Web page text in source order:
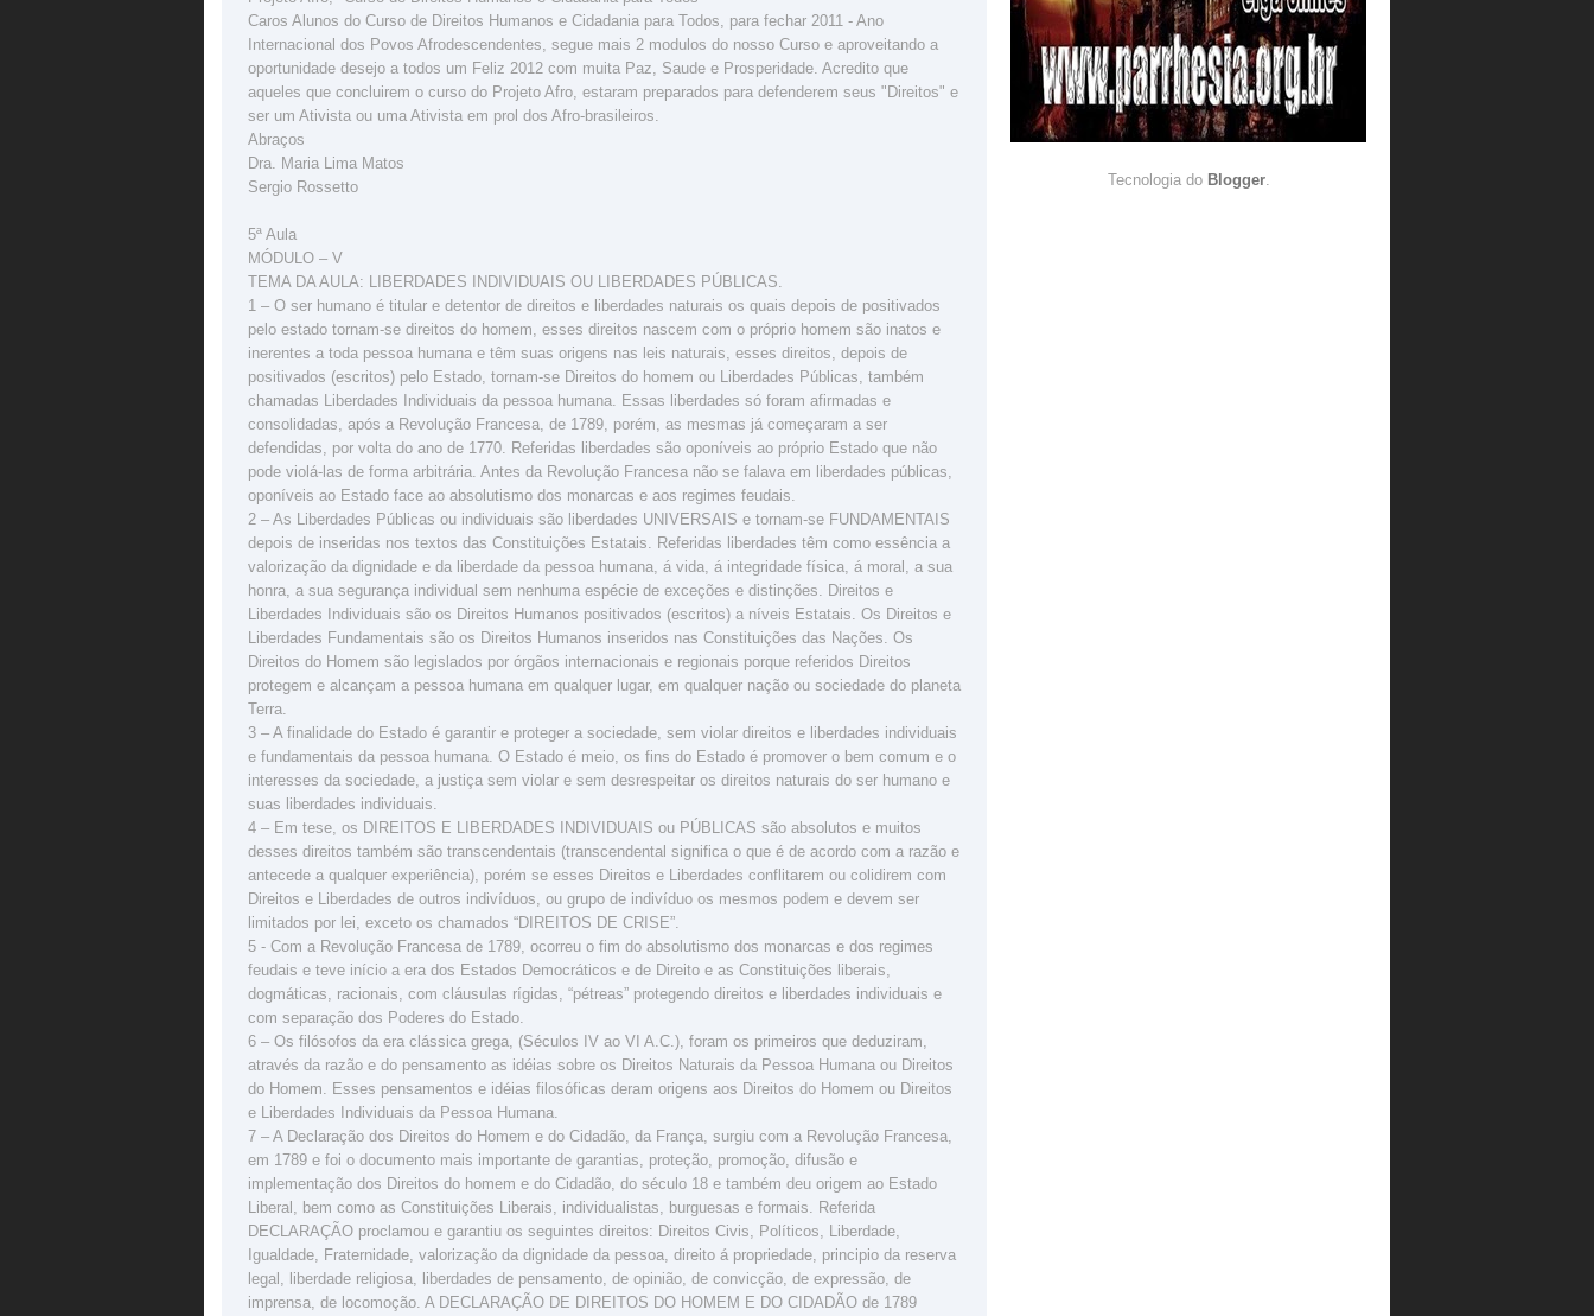
Caros Alunos do Curso de Direitos Humanos e Cidadania para Todos, para fechar 2011 - Ano
Internacional dos Povos Afrodescendentes, segue mais 2 modulos do nosso Curso e aproveitando a
oportunidade desejo a todos um Feliz 2012 com muita Paz, Saude e Prosperidade. Acredito que
aqueles que concluirem o curso do Projeto Afro, estaram preparados para defenderem seus "Direitos" e
ser um Ativista ou uma Ativista em prol dos Afro-brasileiros.
Abraços
Dra. Maria Lima Matos
Sergio Rossetto
5ª Aula
MÓDULO – V
TEMA DA AULA: LIBERDADES INDIVIDUAIS OU LIBERDADES PÚBLICAS.
1 – O ser humano é titular e detentor de direitos e liberdades naturais os quais depois de positivados
pelo estado tornam-se direitos do homem, esses direitos nascem com o próprio homem são inatos e
inerentes a toda pessoa humana e têm suas origens nas leis naturais, esses direitos, depois de
positivados (escritos) pelo Estado, tornam-se Direitos do homem ou Liberdades Públicas, também
chamadas Liberdades Individuais da pessoa humana. Essas liberdades só foram afirmadas e
consolidadas, após a Revolução Francesa, de 1789, porém, as mesmas já começaram a ser
defendidas, por volta do ano de 1770. Referidas liberdades são oponíveis ao próprio Estado que não
pode violá-las de forma arbitrária. Antes da Revolução Francesa não se falava em liberdades públicas,
oponíveis ao Estado face ao absolutismo dos monarcas e aos regimes feudais.
2 – As Liberdades Públicas ou individuais são liberdades UNIVERSAIS e tornam-se FUNDAMENTAIS
depois de inseridas nos textos das Constituições Estatais. Referidas liberdades têm como essência a
valorização da dignidade e da liberdade da pessoa humana, á vida, á integridade física, á moral, a sua
honra, a sua segurança individual sem nenhuma espécie de exceções e distinções. Direitos e
Liberdades Individuais são os Direitos Humanos positivados (escritos) a níveis Estatais. Os Direitos e
Liberdades Fundamentais são os Direitos Humanos inseridos nas Constituições das Nações. Os
Direitos do Homem são legislados por órgãos internacionais e regionais porque referidos Direitos
protegem e alcançam a pessoa humana em qualquer lugar, em qualquer nação ou sociedade do planeta
Terra.
3 – A finalidade do Estado é garantir e proteger a sociedade, sem violar direitos e liberdades individuais
e fundamentais da pessoa humana. O Estado é meio, os fins do Estado é promover o bem comum e o
interesses da sociedade, a justiça sem violar e sem desrespeitar os direitos naturais do ser humano e
suas liberdades individuais.
4 – Em tese, os DIREITOS E LIBERDADES INDIVIDUAIS ou PÚBLICAS são absolutos e muitos
desses direitos também são transcendentais (transcendental significa o que é de acordo com a razão e
antecede a qualquer experiência), porém se esses Direitos e Liberdades conflitarem ou colidirem com
Direitos e Liberdades de outros indivíduos, ou grupo de indivíduo os mesmos podem e devem ser
limitados por lei, exceto os chamados “DIREITOS DE CRISE”.
5 - Com a Revolução Francesa de 1789, ocorreu o fim do absolutismo dos monarcas e dos regimes
feudais e teve início a era dos Estados Democráticos e de Direito e as Constituições liberais,
dogmáticas, racionais, com cláusulas rígidas, “pétreas” protegendo direitos e liberdades individuais e
com separação dos Poderes do Estado.
6 – Os filósofos da era clássica grega, (Séculos IV ao VI A.C.), foram os primeiros que deduziram,
através da razão e do pensamento as idéias sobre os Direitos Naturais da Pessoa Humana ou Direitos
do Homem. Esses pensamentos e idéias filosóficas deram origens aos Direitos do Homem ou Direitos
e Liberdades Individuais da Pessoa Humana.
7 – A Declaração dos Direitos do Homem e do Cidadão, da França, surgiu com a Revolução Francesa,
em 1789 e foi o documento mais importante de garantias, proteção, promoção, difusão e
implementação dos Direitos do homem e do Cidadão, do século 18 e também deu origem ao Estado
Liberal, bem como as Constituições Liberais, individualistas, burguesas e formais. Referida
DECLARAÇÃO proclamou e garantiu os seguintes direitos: Direitos Civis, Políticos, Liberdade,
Igualdade, Fraternidade, valorização da dignidade da pessoa, direito á propriedade, principio da reserva
legal, liberdade religiosa, liberdades de pensamento, de opinião, de convicção, de expressão, de
imprensa, de locomoção. A DECLARAÇÃO DE DIREITOS DO HOMEM E DO CIDADÃO de 1789
Tecnologia do Blogger.